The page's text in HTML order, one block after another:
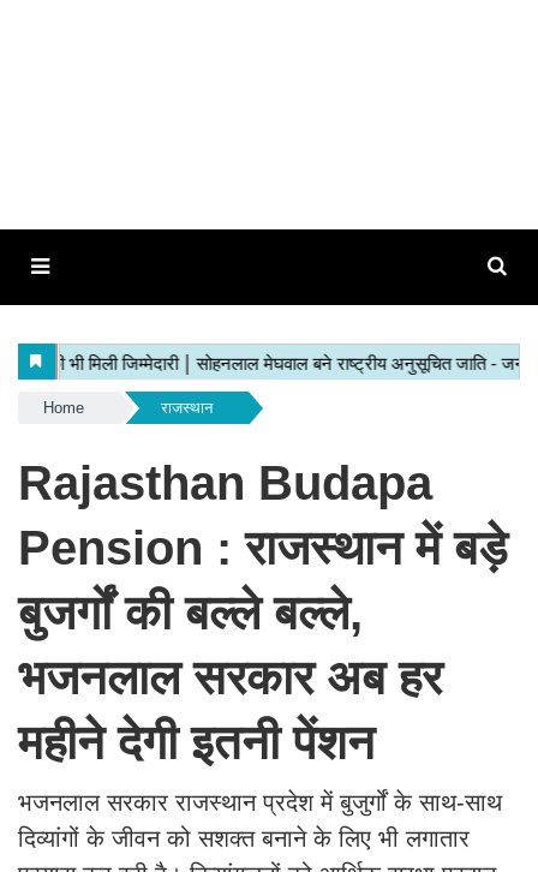
Home राजस्थान
Rajasthan Budapa
Pension : राजस्थान में बड़े
बुजर्गों की बल्ले बल्ले,
भजनलाल सरकार अब हर
महीने देगी इतनी पेंशन
भजनलाल सरकार राजस्थान प्रदेश में बुजुर्गों के साथ-साथ
दिव्यांगों के जीवन को सशक्त बनाने के लिए भी लगातार